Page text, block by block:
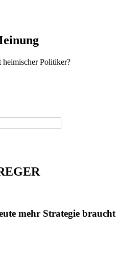
Politiker?
mehr Strategie braucht